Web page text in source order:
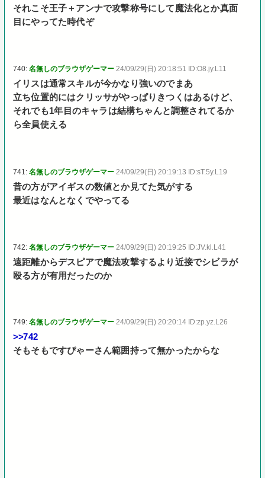
それこそ王子＋アンナで攻撃称号にして魔法化とか真面
目にやってた時代ぞ
740:名無しのブラウザゲーマー 24/09/29(日) 20:18:51 ID:O8.jy.L11
イリスは通常スキルが今かなり強いのでまあ
立ち位置的にはクリッサがやっぱりきつくはあるけど、
それでも1年目のキャラは結構ちゃんと調整されてるか
ら全員使える
741:名無しのブラウザゲーマー 24/09/29(日) 20:19:13 ID:sT.5y.L19
昔の方がアイギスの数値とか見てた気がする
最近はなんとなくでやってる
742:名無しのブラウザゲーマー 24/09/29(日) 20:19:25 ID:JV.kl.L41
遠距離からデスピアで魔法攻撃するより近接でシビラが
殴る方が有用だったのか
749:名無しのブラウザゲーマー 24/09/29(日) 20:20:14 ID:zp.yz.L26
>>742
そもそもですぴゃーさん範囲持って無かったからな